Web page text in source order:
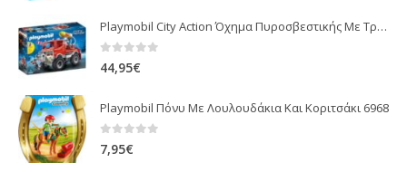
Playmobil City Action Όχημα Πυροσβεστικής Με Τροχαλία Ρυμούλκησης 9466
0 out of 5
44,95€
Playmobil Πόνυ Με Λουλουδάκια Και Κοριτσάκι 6968
7,95€